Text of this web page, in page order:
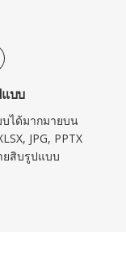
บบ
บได้มากมายบน
JPG, PPTX
ยสิบรูปแบบ